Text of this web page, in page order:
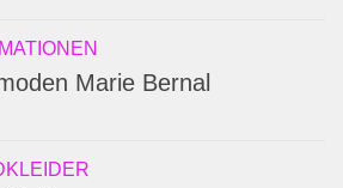
Marie Bernal